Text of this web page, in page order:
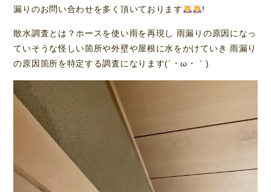
漏りのお問い合わせを多く頂いております
!
散水調査とは？ホースを使い雨を再現し 雨漏りの原因になっ
ていそうな怪しい箇所や外壁や屋根に水をかけていき 雨漏り
の原因箇所を特定する調査になります(´・ω・｀)